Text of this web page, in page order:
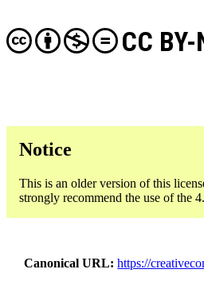
CC
Notice
This is an older version of this
strongly recommend the use of the
Canonical URL https://